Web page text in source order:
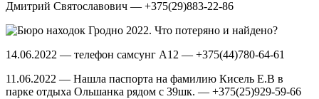
Дмитрий Святославович — +375(29)883-22-86
14.06.2022 — телефон самсунг А12 — +375(44)780-64-61
11.06.2022 — Нашла паспорта на фамилию Кисель Е.В в
парке отдыха Ольшанка рядом с 39шк. — +375(25)929-59-66